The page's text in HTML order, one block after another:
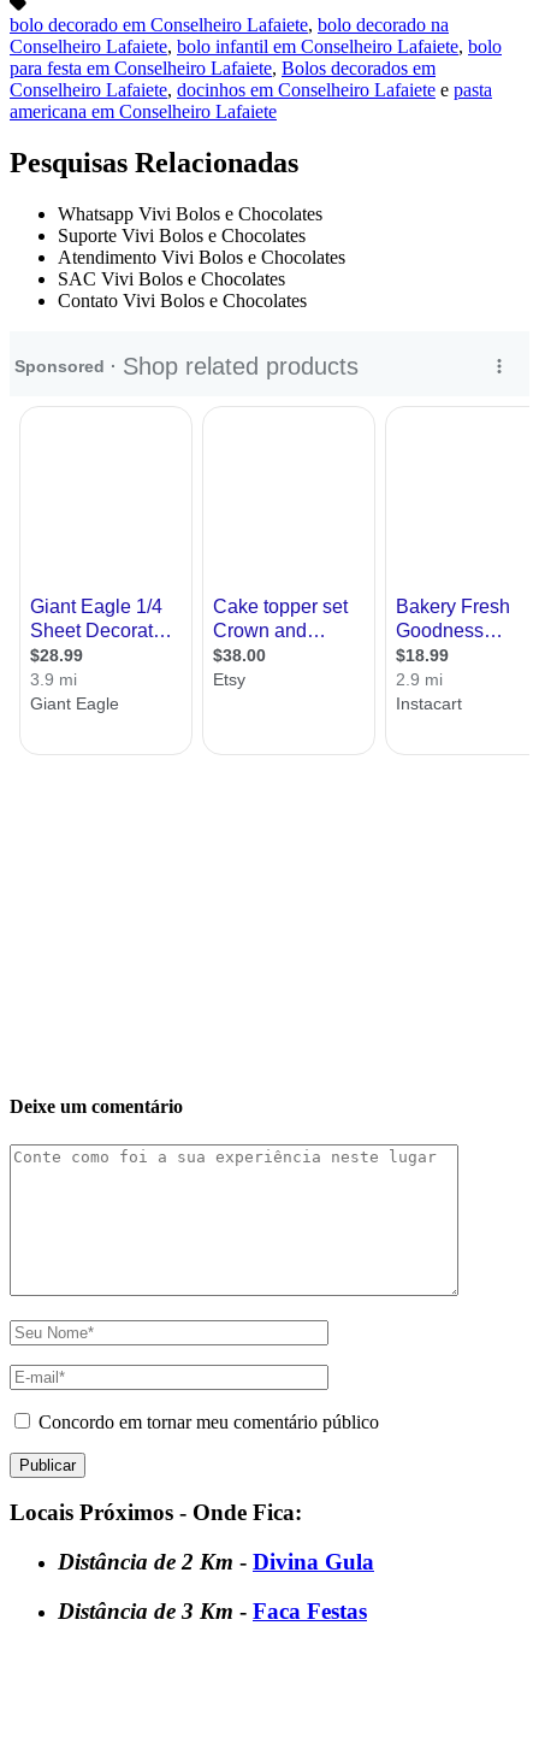
bolo decorado em Conselheiro Lafaiete, bolo decorado na
Conselheiro Lafaiete, bolo infantil em Conselheiro Lafaiete, bolo
para festa em Conselheiro Lafaiete, Bolos decorados em
Conselheiro Lafaiete, docinhos em Conselheiro Lafaiete e pasta
americana em Conselheiro Lafaiete
Pesquisas Relacionadas
Whatsapp Vivi Bolos e Chocolates
Suporte Vivi Bolos e Chocolates
Atendimento Vivi Bolos e Chocolates
SAC Vivi Bolos e Chocolates
Contato Vivi Bolos e Chocolates
Deixe um comentário
Concordo em tornar meu comentário público
Locais Próximos - Onde Fica:
Distância de 2 Km - Divina Gula
Distância de 3 Km - Faca Festas